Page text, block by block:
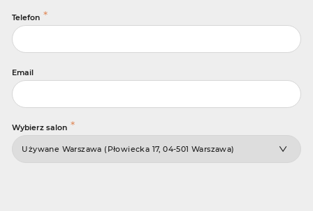
Telefon *
Email
Wybierz salon *